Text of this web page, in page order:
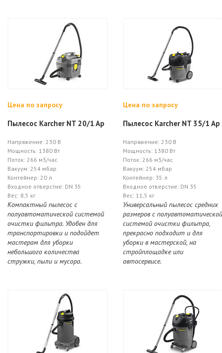
Цена по запросу
Пылесос Karcher NT 20/1 Ap
Напряжение: 230 В
Мощность: 1380 Вт
Поток: 266 м3/час
Вакуум: 254 мбар
Контейнер: 20 л
Входное отверстие: DN 35
Вес: 8,5 кг
Компактный пылесос с
полуавтоматической системой
очистки фильтра. Удобен для
транспортировки и подойдет
мастерам для уборки
небольшого количества
стружки, пыли и мусора.
Цена по запросу
Пылесос Karcher NT 35/1 Ap
Напряжение: 230 В
Мощность: 1380 Вт
Поток: 266 м3/час
Вакуум: 254 мбар
Контейнер: 35 л
Входное отверстие: DN 35
Вес: 11,5 кг
Универсальный пылесос средних
размеров с полуавтоматической
системой очистки фильтра,
прекрасно подходит и для
уборки в мастерской, на
стройплощадке или
автосервисе.